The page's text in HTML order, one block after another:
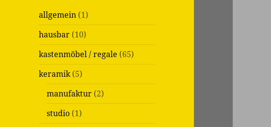
a
c
h
:
allgemein (1)
hausbar (10)
kastenmöbel / regale (65)
keramik(5)
manufaktur (2)
studio (1)